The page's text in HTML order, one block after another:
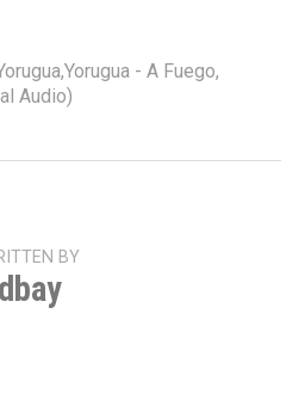
,Yorugua - A Fuego,
Audio)
BY